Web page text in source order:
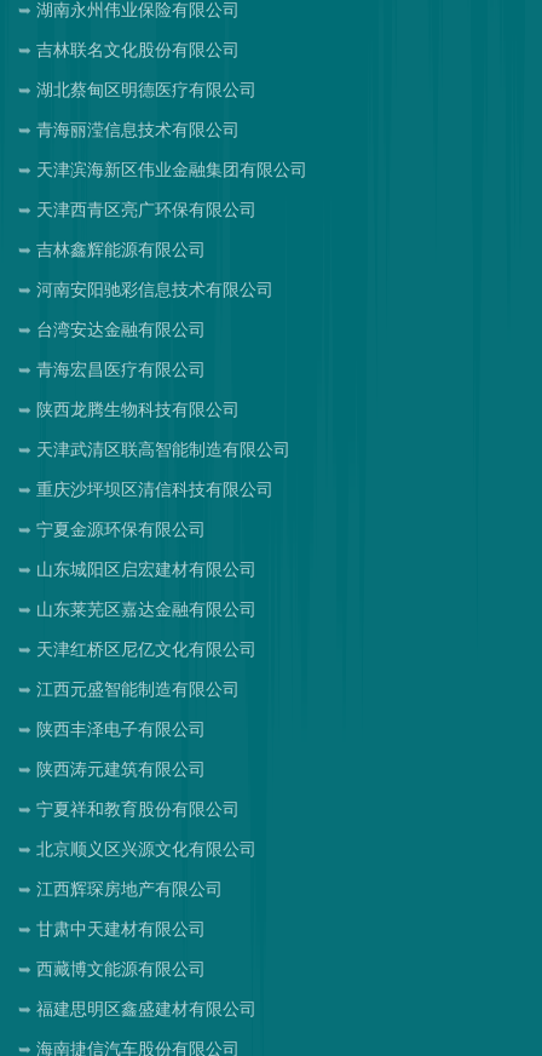
湖南永州伟业保险有限公司
吉林联名文化股份有限公司
湖北蔡甸区明德医疗有限公司
青海丽滢信息技术有限公司
天津滨海新区伟业金融集团有限公司
天津西青区亮广环保有限公司
吉林鑫辉能源有限公司
河南安阳驰彩信息技术有限公司
台湾安达金融有限公司
青海宏昌医疗有限公司
陕西龙腾生物科技有限公司
天津武清区联高智能制造有限公司
重庆沙坪坝区清信科技有限公司
宁夏金源环保有限公司
山东城阳区启宏建材有限公司
山东莱芜区嘉达金融有限公司
天津红桥区尼亿文化有限公司
江西元盛智能制造有限公司
陕西丰泽电子有限公司
陕西涛元建筑有限公司
宁夏祥和教育股份有限公司
北京顺义区兴源文化有限公司
江西辉琛房地产有限公司
甘肃中天建材有限公司
西藏博文能源有限公司
福建思明区鑫盛建材有限公司
海南捷信汽车股份有限公司